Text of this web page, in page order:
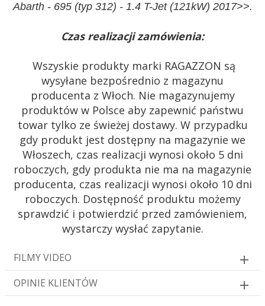
Abarth - 695 (typ 312) - 1.4 T-Jet (121kW) 2017>>.
Czas realizacji zamówienia:
Wszyskie produkty marki RAGAZZON są
wysyłane bezpośrednio z magazynu
producenta z Włoch. Nie magazynujemy
produktów w Polsce aby zapewnić państwu
towar tylko ze świeżej dostawy. W przypadku
gdy produkt jest dostępny na magazynie we
Włoszech, czas realizacji wynosi około 5 dni
roboczych, gdy produkta nie ma na magazynie
producenta, czas realizacji wynosi około 10 dni
roboczych. Dostępność produktu możemy
sprawdzić i potwierdzić przed zamówieniem,
wystarczy wysłać zapytanie.
FILMY VIDEO
OPINIE KLIENTÓW